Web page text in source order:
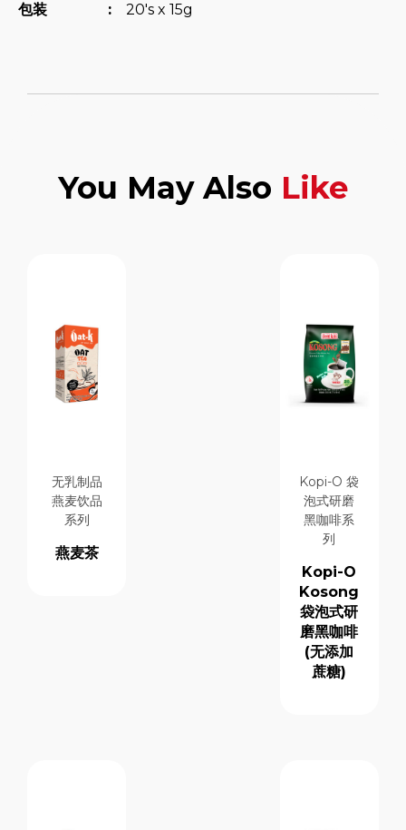
包装
: 20's x 15g
You May Also Like
无乳制品
燕麦饮品
系列
燕麦茶
Kopi-O 袋
泡式研磨
黑咖啡系
列
Kopi-O
Kosong
袋泡式研
磨黑咖啡
(无添加
蔗糖)